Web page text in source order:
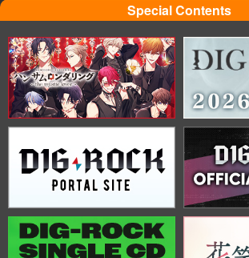
Special Contents